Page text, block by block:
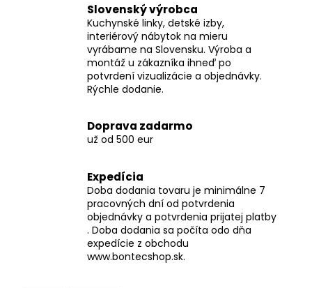
Slovenský výrobca
Kuchynské linky, detské izby,
interiérový nábytok na mieru
vyrábame na Slovensku. Výroba a
montáž u zákazníka ihneď po
potvrdení vizualizácie a objednávky.
Rýchle dodanie.
Doprava zadarmo
už od 500 eur
Expedícia
Doba dodania tovaru je minimálne 7
pracovných dní od potvrdenia
objednávky a potvrdenia prijatej platby
. Doba dodania sa počíta odo dňa
expedície z obchodu
www.bontecshop.sk.